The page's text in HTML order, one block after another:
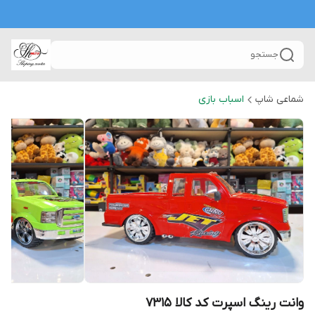
جستجو
شماعی شاپ اسباب بازی
وانت رینگ اسپرت کد کالا ۷۳۱۵